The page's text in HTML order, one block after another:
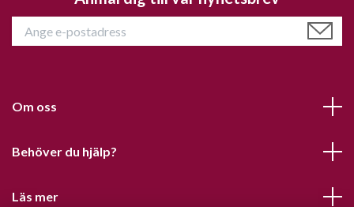
Om oss
Behöver du hjälp?
Läs mer